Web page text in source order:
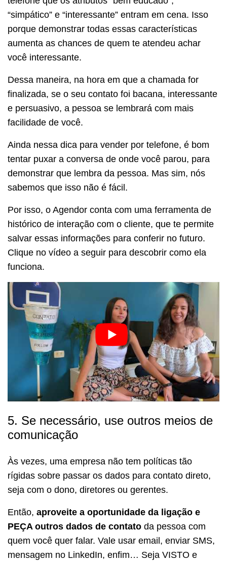
“simpático” e “interessante” entram em cena. Isso
porque demonstrar todas essas características
aumenta as chances de quem te atendeu achar
você interessante.
Dessa maneira, na hora em que a chamada for
finalizada, se o seu contato foi bacana, interessante
e persuasivo, a pessoa se lembrará com mais
facilidade de você.
Ainda nessa dica para vender por telefone, é bom
tentar puxar a conversa de onde você parou, para
demonstrar que lembra da pessoa. Mas sim, nós
sabemos que isso não é fácil.
Por isso, o Agendor conta com uma ferramenta de
histórico de interação com o cliente, que te permite
salvar essas informações para conferir no futuro.
Clique no vídeo a seguir para descobrir como ela
funciona.
5. Se necessário, use outros meios de
comunicação
Às vezes, uma empresa não tem políticas tão
rígidas sobre passar os dados para contato direto,
seja com o dono, diretores ou gerentes.
Então, aproveite a oportunidade da ligação e
PEÇA outros dados de contato da pessoa com
quem você quer falar. Vale usar email, enviar SMS,
mensagem no LinkedIn, enfim… Seja VISTO e